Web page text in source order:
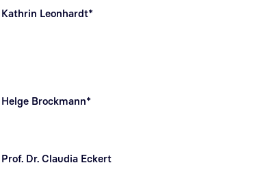
Kathrin Leonhardt*
Helge Brockmann*
Prof. Dr. Claudia Eckert